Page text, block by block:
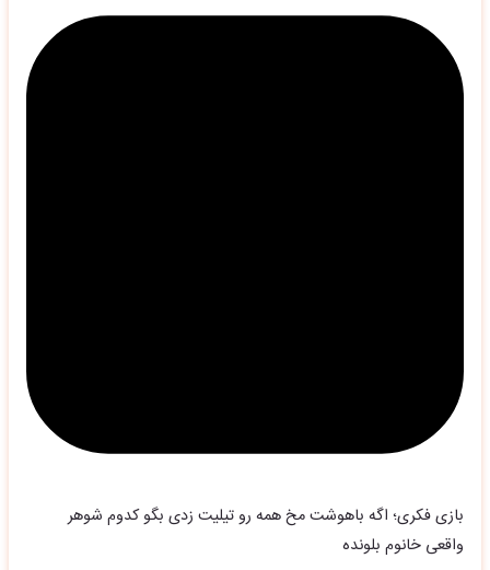
بازی فکری؛ اگه باهوشت مخ همه رو تیلیت زدی بگو کدوم شوهر
واقعی خانوم بلونده